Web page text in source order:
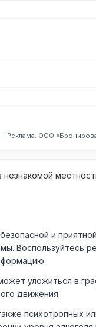
Реклама. ООО
и
Воспользуйтесь
уложиться в
движения.
психотропных